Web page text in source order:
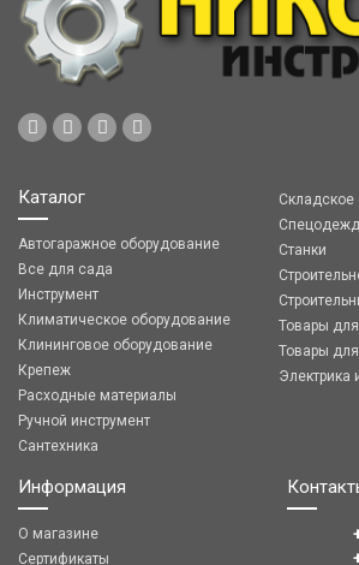
Каталог
Автогаражное оборудование
Все для сада
Инструмент
Климатическое оборудование
Клининговое оборудование
Крепеж
Расходные материалы
Ручной инструмент
Сантехника
Складское
Станки
Товары
Товары
Электрика
Информация
О магазине
Сертификаты